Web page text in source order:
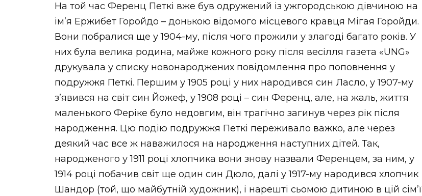
На той час Ференц Петкі вже був одружений із ужгородською дівчиною на
ім’я Ержибет Горойдо – донькою відомого місцевого кравця Мігая Горойди.
Вони побралися ще у 1904-му, після чого прожили у злагоді багато років. У
них була велика родина, майже кожного року після весілля газета «UNG»
друкувала у списку новонароджених повідомлення про поповнення у
подружжя Петкі. Першим у 1905 році у них народився син Ласло, у 1907-му
з’явився на світ син Йожеф, у 1908 році – син Ференц, але, на жаль, життя
маленького Феріке було недовгим, він трагічно загинув через рік після
народження. Цю подію подружжя Петкі переживало важко, але через
деякий час все ж наважилося на народження наступних дітей. Так,
народженого у 1911 році хлопчика вони знову назвали Ференцем, за ним, у
1914 році побачив світ ще один син Дюло, далі у 1917-му народився хлопчик
Шандор (той, що майбутній художник), і нарешті сьомою дитиною в цій сім’ї